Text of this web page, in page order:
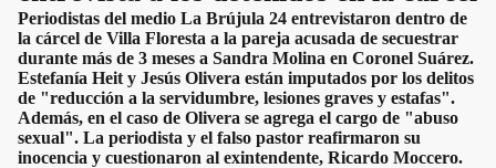
Periodistas del medio La Brújula 24 entrevistaron dentro de
la cárcel de Villa Floresta a la pareja acusada de secuestrar
durante más de 3 meses a Sandra Molina en Coronel Suárez.
Estefanía Heit y Jesús Olivera están imputados por los delitos
de "reducción a la servidumbre, lesiones graves y estafas".
Además, en el caso de Olivera se agrega el cargo de "abuso
sexual". La periodista y el falso pastor reafirmaron su
inocencia y cuestionaron al exintendente, Ricardo Moccero.